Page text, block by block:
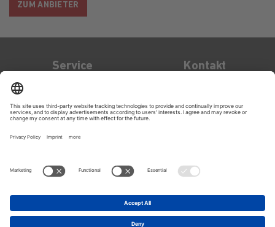
ZUM ANBIETER
Service Kontakt
79098 Freiburg
support@oxid-
Impressum Datenschutz Rechtliches